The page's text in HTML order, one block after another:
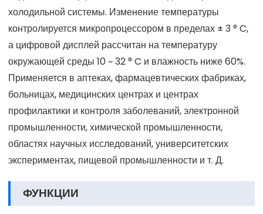
холодильной системы. Изменение температуры
контролируется микропроцессором в пределах ± 3 ° C,
а цифровой дисплей рассчитан на температуру
окружающей среды 10 ~ 32 ° C и влажность ниже 60%.
Применяется в аптеках, фармацевтических фабриках,
больницах, медицинских центрах и центрах
профилактики и контроля заболеваний, электронной
промышленности, химической промышленности,
областях научных исследований, университетских
экспериментах, пищевой промышленности и т. Д.
ФУНКЦИИ